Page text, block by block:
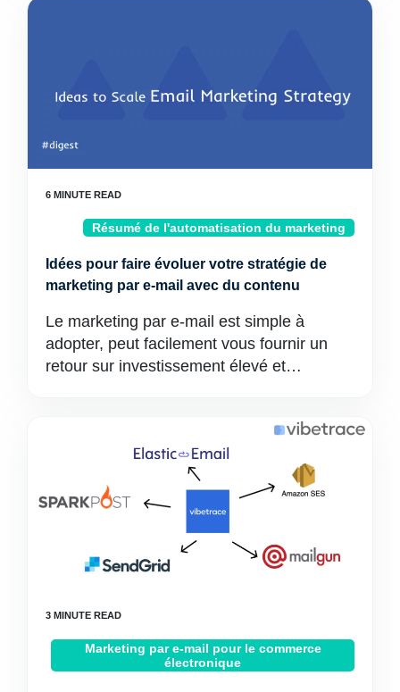
Résumé de l'automatisation du marketing
Idées pour faire évoluer votre stratégie de
marketing par e-mail avec du contenu
Le marketing par e-mail est simple à
adopter, peut facilement vous fournir un
retour sur investissement élevé et…
Marketing par e-mail pour le commerce
électronique